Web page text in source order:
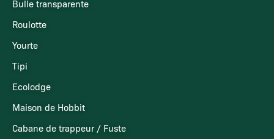
Bulle transparente
Roulotte
Yourte
Tipi
Ecolodge
Maison de Hobbit
Cabane de trappeur / Fuste